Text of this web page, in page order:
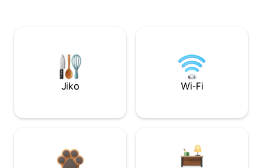
Jiko Wi-Fi